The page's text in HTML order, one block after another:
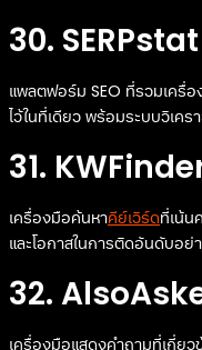
30. SERPstat
แพลตฟอร์ม SEO ที่รวมเครื่อ
ไว้ในที่เดียว พร้อมระบบวิเค
31.
เครื่องมือค้นหาคีย์เวิร์ดที่เน้น
และโอกาสในการติดอันดับอย่
32.
เครื่องมือแสดงคำถามที่เกี่